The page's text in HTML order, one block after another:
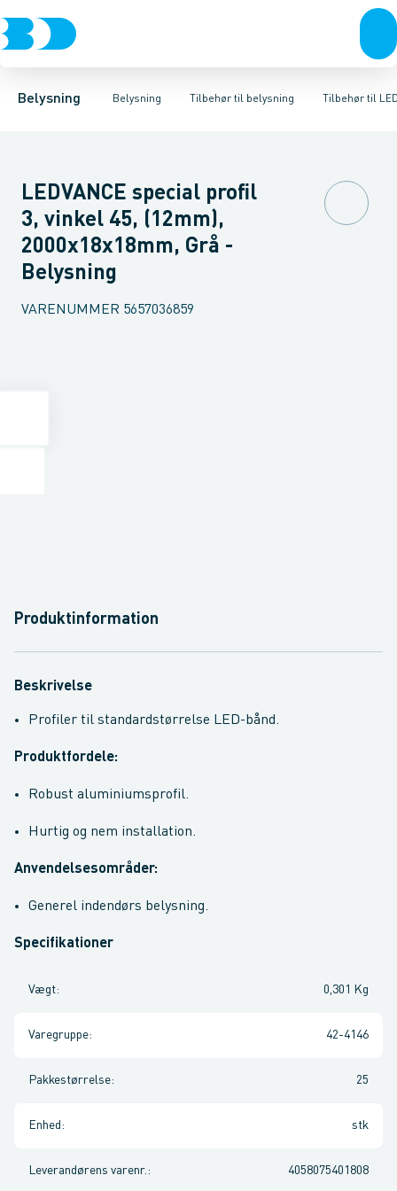
Belysning Belysning
Belysning Tilbehør til belysning
LyskilderBelysningsarmaturerLysstyringTilbehør tilTilbehør til
SkinnesystemerBæreskinne for lysrørssystemer Mekanisk
LEDVANCE special profil
3, vinkel 45, (12mm),
2000x18x18mm, Grå -
Belysning
VARENUMMER 5657036859
Produktinformation
Beskrivelse
Profiler til standardstørrelse LED-bånd.
Produktfordele:
Robust aluminiumsprofil.
Hurtig og nem installation.
Anvendelsesområder:
Generel indendørs belysning.
Specifikationer
Vægt: 0,301 Kg
Varegruppe: 42-4146
Pakkestørrelse: 25
Enhed : stk
Leverandørens varenr. : 4058075401808